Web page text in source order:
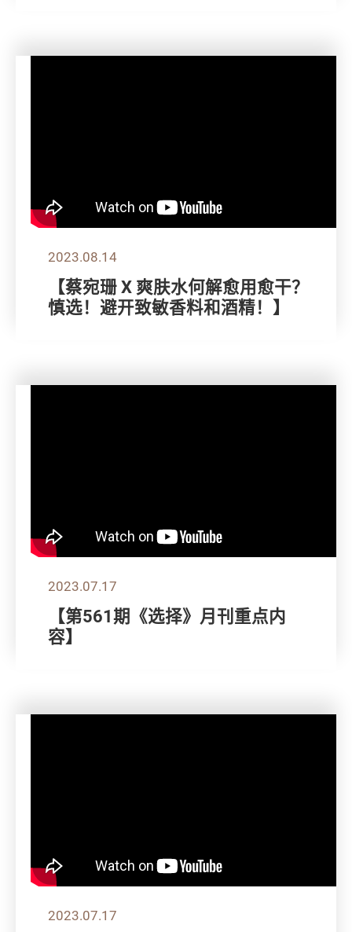
2023.08.14
【蔡宛珊 X 爽肤水何解愈用愈干？
慎选！避开致敏香料和酒精！】
2023.07.17
【第561期《选择》月刊重点内
容】
2023.07.17